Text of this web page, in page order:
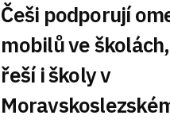
Češi podporují
mobilů ve
řeší i školy v